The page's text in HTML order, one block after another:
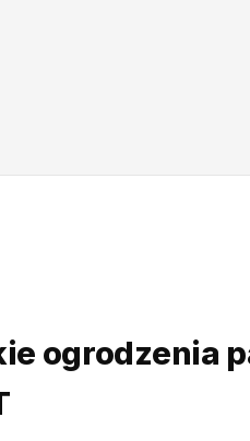
ogrodzenia